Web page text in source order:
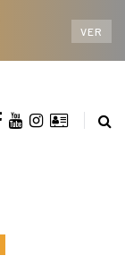
VER